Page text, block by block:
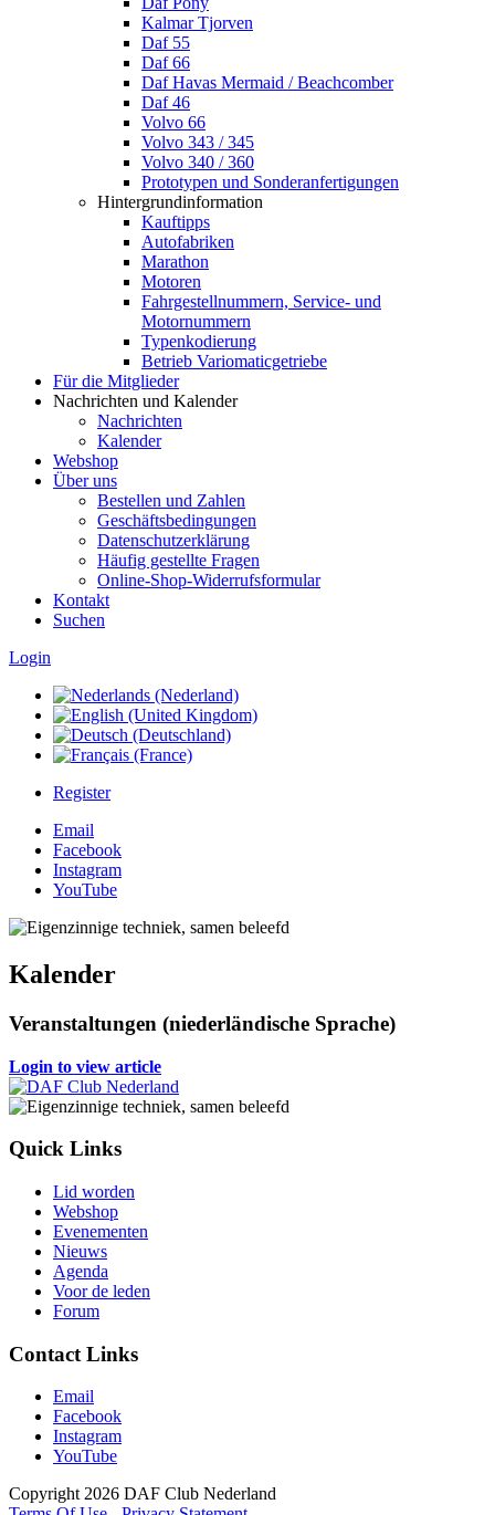
Kalmar Tjorven
Daf 55
Daf 66
Daf Havas Mermaid / Beachcomber
Daf 46
Volvo 66
Volvo 343 / 345
Volvo 340 / 360
Prototypen und Sonderanfertigungen
Hintergrundinformation
Kauftipps
Autofabriken
Marathon
Motoren
Fahrgestellnummern, Service- und
Motornummern
Typenkodierung
Betrieb Variomaticgetriebe
Für die Mitglieder
Nachrichten und Kalender
Nachrichten
Kalender
Webshop
Über uns
Bestellen und Zahlen
Geschäftsbedingungen
Datenschutzerklärung
Häufig gestellte Fragen
Online-Shop-Widerrufsformular
Kontakt
Suchen
Login
Register
Email
Facebook
Instagram
YouTube
Kalender
Veranstaltungen (niederländische Sprache)
Login to view article
Quick Links
Lid worden
Webshop
Evenementen
Nieuws
Agenda
Voor de leden
Forum
Contact Links
Email
Facebook
Instagram
YouTube
Copyright 2026 DAF Club Nederland